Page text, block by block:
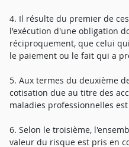
4. Il résulte du premier de
l'exécution d'une obligation
réciproquement, que celui
le paiement ou le fait qui a
5. Aux termes du deuxième
cotisation due au titre des
maladies professionnelles
6. Selon le troisième,
valeur du risque est pris en